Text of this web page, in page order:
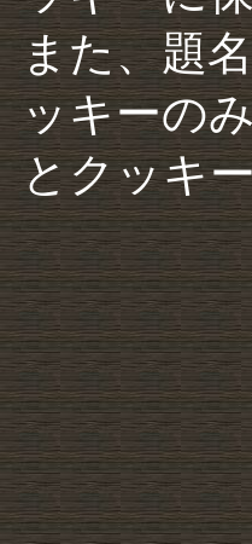
また、題
ッキーの
とクッキ